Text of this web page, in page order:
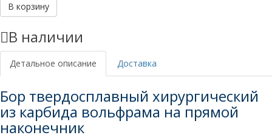
HP
бор
твердосплавный
(1шт)
В корзину
В наличии
Детальное описание Доставка
Бор твердосплавный хирургический
из карбида вольфрама на прямой
наконечник